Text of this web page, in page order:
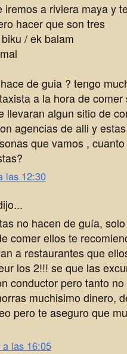
iremos a riviera maya y
hacer que son tres
/ ek balam
de guia ? tengo
a la hora de
llevaran algun sitio de
agencias de alli y
que vamos ,
las 12:30
no hacen de guía,
comer ellos te
a restaurantes que
los 2!!! se que las
conductor pero tanto
muchisimo dinero,
pero te aseguro que
las 16:05